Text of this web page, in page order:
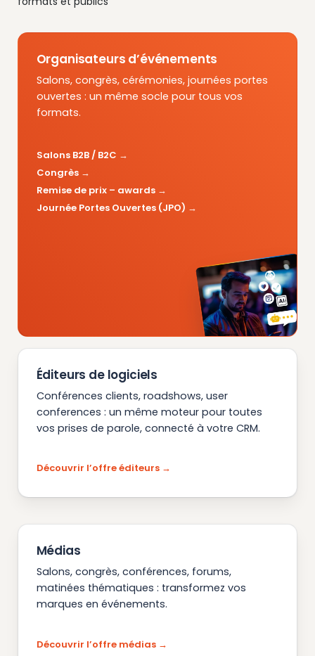
Organisateurs d’événements
Salons, congrès, cérémonies, journées portes
ouvertes : un même socle pour tous vos
formats.
Salons B2B / B2C
Congrès
Remise de prix – awards
Journée Portes Ouvertes (JPO)
Éditeurs de logiciels
Conférences clients, roadshows, user
conferences : un même moteur pour toutes
vos prises de parole, connecté à votre CRM.
Découvrir l’offre éditeurs
Médias
Salons, congrès, conférences, forums,
matinées thématiques : transformez vos
marques en événements.
Découvrir l’offre médias